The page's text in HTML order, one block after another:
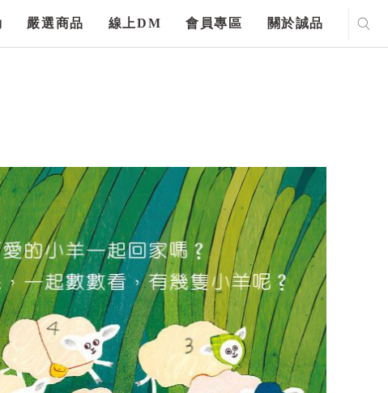
嚴選商品 線上DM 會員專區 關於誠品